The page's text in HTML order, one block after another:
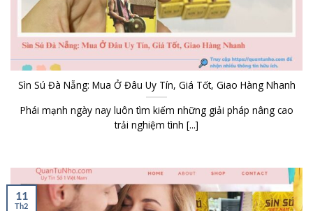
Sìn Sú Đà Nẵng: Mua Ở Đâu Uy Tín, Giá Tốt, Giao Hàng Nhanh
Phái mạnh ngày nay luôn tìm kiếm những giải pháp nâng cao
trải nghiệm tình [...]
11
Th2